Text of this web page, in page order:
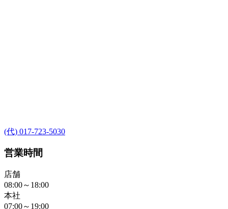
(代) 017-723-5030
営業時間
店舗
08:00～18:00
本社
07:00～19:00